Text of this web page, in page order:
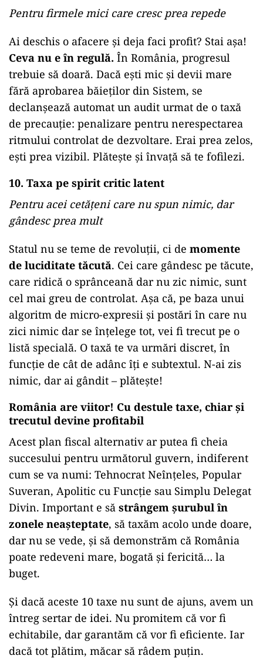
Pentru firmele mici care cresc prea repede
Ai deschis o afacere și deja faci profit? Stai așa!
Ceva nu e în regulă. În România, progresul
trebuie să doară. Dacă ești mic și devii mare
fără aprobarea băieților din Sistem, se
declanșează automat un audit urmat de o taxă
de precauție: penalizare pentru nerespectarea
ritmului controlat de dezvoltare. Erai prea zelos,
ești prea vizibil. Plătește și învață să te fofilezi.
10. Taxa pe spirit critic latent
Pentru acei cetățeni care nu spun nimic, dar
gândesc prea mult
Statul nu se teme de revoluții, ci de momente
de luciditate tăcută. Cei care gândesc pe tăcute,
care ridică o sprânceană dar nu zic nimic, sunt
cel mai greu de controlat. Așa că, pe baza unui
algoritm de micro-expresii și postări în care nu
zici nimic dar se înțelege tot, vei fi trecut pe o
listă specială. O taxă te va urmări discret, în
funcție de cât de adânc îți e subtextul. N-ai zis
nimic, dar ai gândit – plătește!
România are viitor! Cu destule taxe, chiar și
trecutul devine profitabil
Acest plan fiscal alternativ ar putea fi cheia
succesului pentru următorul guvern, indiferent
cum se va numi: Tehnocrat Neînțeles, Popular
Suveran, Apolitic cu Funcție sau Simplu Delegat
Divin. Important e să strângem șurubul în
zonele neașteptate, să taxăm acolo unde doare,
dar nu se vede, și să demonstrăm că România
poate redeveni mare, bogată și fericită… la
buget.
Și dacă aceste 10 taxe nu sunt de ajuns, avem un
întreg sertar de idei. Nu promitem că vor fi
echitabile, dar garantăm că vor fi eficiente. Iar
dacă tot plătim, măcar să râdem puțin.